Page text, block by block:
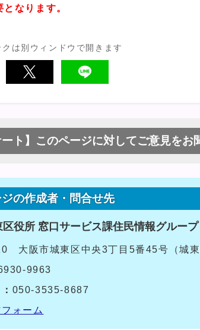
となります。
は別ウィンドウで開きます
ート】このページに対してご意見をお
の作成者・問合せ先
区役所 窓口サービス課住民情報グループ
大阪市城東区中央3丁目5番45号（城東
9963
050-3535-8687
ォーム